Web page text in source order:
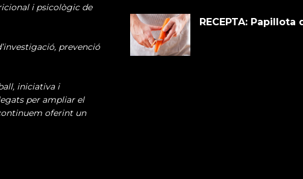
i psicològic de
prevenció
iniciativa i
per ampliar el
oferint un
RECEPTA: